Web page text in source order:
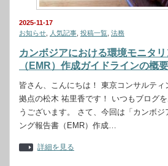
2025-11-17
お知らせ
人気記事 投稿一覧 法務
カンボジアにおける環境モニタ
（EMR）作成ガイドラインの概要
皆さん、こんにちは！ 東京コンサルテ
拠点の松木 祐里香です！ いつもブログ
うございます。 さて、今回は「カンボジ
ング報告書（EMR）作成…
詳細を見る